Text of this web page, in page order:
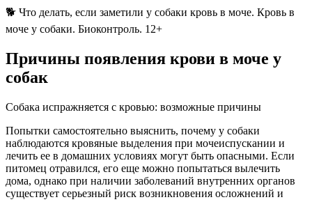
🐕 Что делать, если заметили у собаки кровь в моче. Кровь в
моче у собаки. Биоконтроль. 12+
Причины появления крови в моче у
собак
Собака испражняется с кровью: возможные причины
Попытки самостоятельно выяснить, почему у собаки
наблюдаются кровяные выделения при мочеиспускании и
лечить ее в домашних условиях могут быть опасными. Если
питомец отравился, его еще можно попытаться вылечить
дома, однако при наличии заболеваний внутренних органов
существует серьезный риск возникновения осложнений и